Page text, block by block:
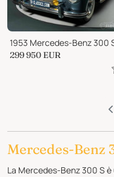
299 950 EUR
Mercedes-Benz
La Mercedes-Benz 300 S